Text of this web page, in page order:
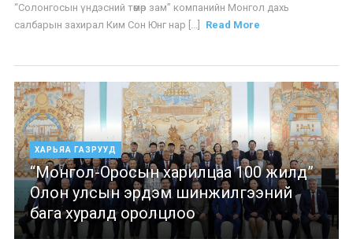
“Солонгосын үндэсний төмөр зам” компанийн Монгол дахь
салбарын захирал Ким Сон Юнг нар [...]
Read More
ХАРЬЯА ГАЗРУУД
“Монгол-Оросын харилцаа 100 жилд”
Олон улсын эрдэм шинжилгээний
бага хуралд оролцлоо